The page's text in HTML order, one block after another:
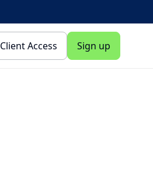
Client Access Sign up